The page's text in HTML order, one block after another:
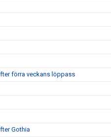
förra veckans löppass
Gothia